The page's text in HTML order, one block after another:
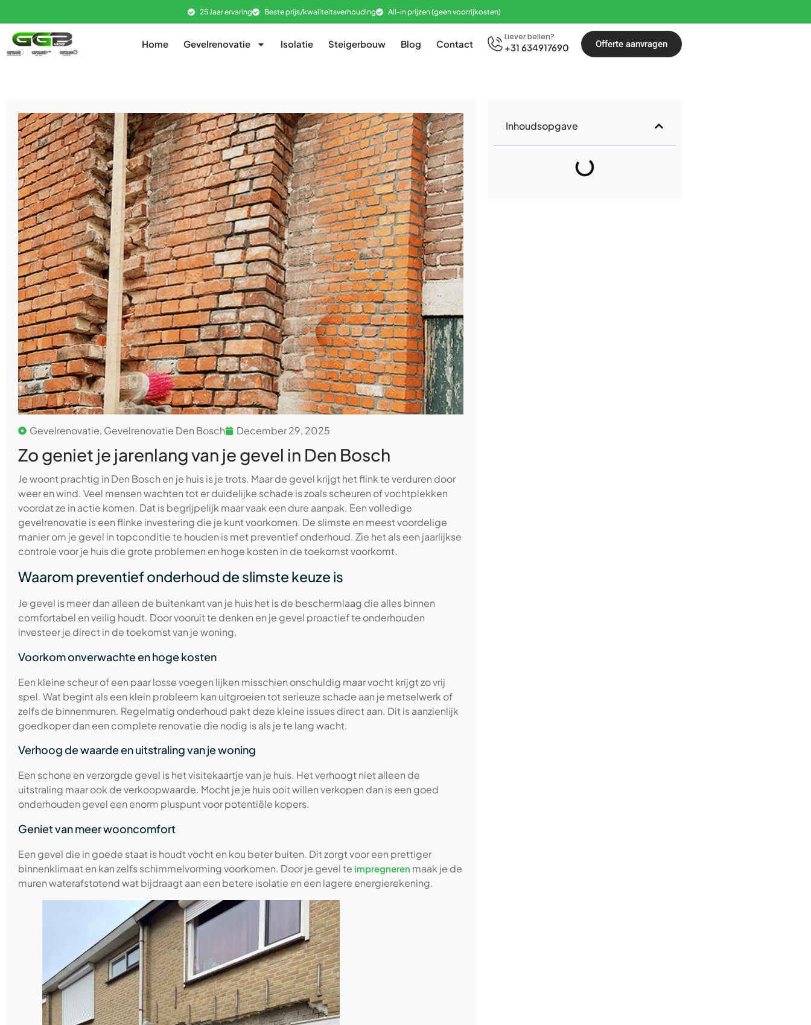
25 Jaar ervaring Beste prijs/kwaliteitsverhouding All-in prijzen (geen voorrijkosten)
Home Gevelrenovatie Isolatie Steigerbouw Blog Contact
Liever bellen?
+31 634917690 Offerte aanvragen
Gevelrenovatie, Gevelrenovatie Den Bosch December 29, 2025
Zo geniet je jarenlang van je gevel in Den Bosch
Je woont prachtig in Den Bosch en je huis is je trots. Maar de gevel krijgt het flink te verduren door
weer en wind. Veel mensen wachten tot er duidelijke schade is zoals scheuren of vochtplekken
voordat ze in actie komen. Dat is begrijpelijk maar vaak een dure aanpak. Een volledige
gevelrenovatie is een flinke investering die je kunt voorkomen. De slimste en meest voordelige
manier om je gevel in topconditie te houden is met preventief onderhoud. Zie het als een jaarlijkse
controle voor je huis die grote problemen en hoge kosten in de toekomst voorkomt.
Waarom preventief onderhoud de slimste keuze is
Je gevel is meer dan alleen de buitenkant van je huis het is de beschermlaag die alles binnen
comfortabel en veilig houdt. Door vooruit te denken en je gevel proactief te onderhouden
investeer je direct in de toekomst van je woning.
Voorkom onverwachte en hoge kosten
Een kleine scheur of een paar losse voegen lijken misschien onschuldig maar vocht krijgt zo vrij
spel. Wat begint als een klein probleem kan uitgroeien tot serieuze schade aan je metselwerk of
zelfs de binnenmuren. Regelmatig onderhoud pakt deze kleine issues direct aan. Dit is aanzienlijk
goedkoper dan een complete renovatie die nodig is als je te lang wacht.
Verhoog de waarde en uitstraling van je woning
Een schone en verzorgde gevel is het visitekaartje van je huis. Het verhoogt niet alleen de
uitstraling maar ook de verkoopwaarde. Mocht je je huis ooit willen verkopen dan is een goed
onderhouden gevel een enorm pluspunt voor potentiële kopers.
Geniet van meer wooncomfort
Een gevel die in goede staat is houdt vocht en kou beter buiten. Dit zorgt voor een prettiger
binnenklimaat en kan zelfs schimmelvorming voorkomen. Door je gevel te impregneren maak je de
muren waterafstotend wat bijdraagt aan een betere isolatie en een lagere energierekening.
Inhoudsopgave